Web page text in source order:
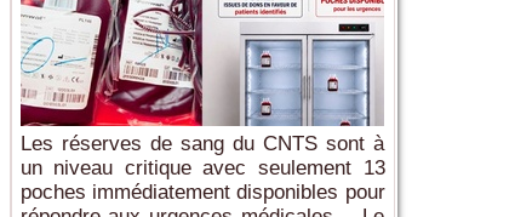
Les réserves de sang du CNTS sont à
un niveau critique avec seulement 13
poches immédiatement disponibles pour